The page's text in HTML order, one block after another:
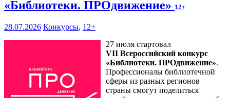
«Библиотеки. ПРОдвижение» 12+
28.07.2026 Конкурсы, 12+
27 июля стартовал
VII Всероссийский конкурс
«Библиотеки. ПРОдвижение».
Профессионалы библиотечной
сферы из разных регионов
страны смогут поделиться